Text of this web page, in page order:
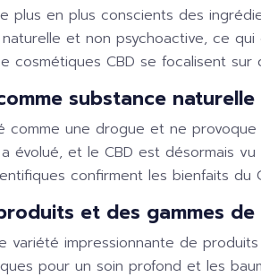
plus en plus conscients des
et non psychoactive, ce
cosmétiques CBD se focalisent
substance
comme une drogue et ne
évolué, et le CBD est désormais
confirment les bienfaits
et des gammes de
variété impressionnante de
pour un soin profond et les